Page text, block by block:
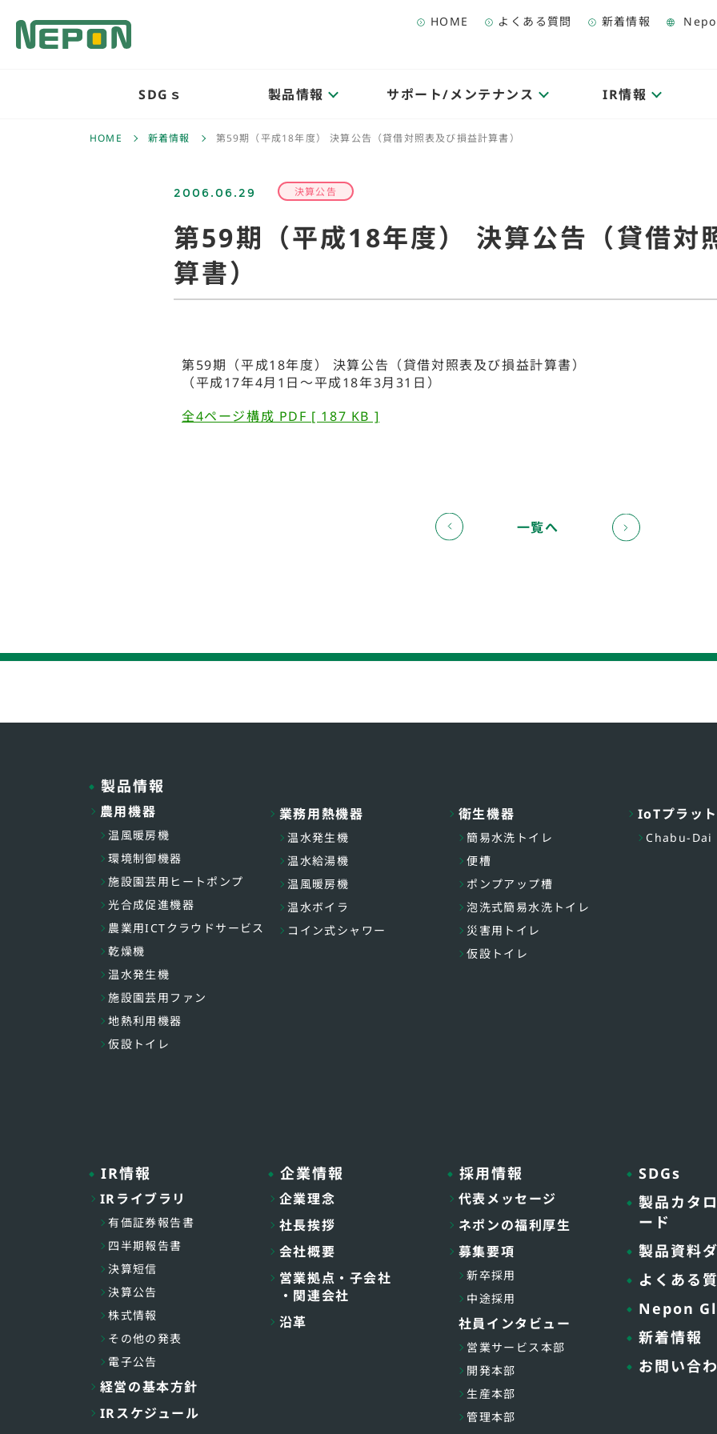
HOME よくある質問 新着情報
SDGｓ 製品情報 サポート/メンテナンス IR情報
HOME 新着情報 第59期（平成18年度） 決算公告（貸借対照表及び損益計算書）
2006.06.29 決算公告
第59期（平成18年度） 決算公告（貸借対
算書）
第59期（平成18年度） 決算公告（貸借対照表及び損益計算書）
（平成17年4月1日～平成18年3月31日）
全4ページ構成 PDF [ 187 KB ]
一覧へ
製品情報
農用機器
温風暖房機
環境制御機器
施設園芸用ヒートポンプ
光合成促進機器
農業用ICTクラウドサービス
乾燥機
温水発生機
施設園芸用ファン
地熱利用機器
仮設トイレ
業務用熱機器
温水発生機
温水給湯機
温風暖房機
温水ボイラ
コイン式シャワー
衛生機器
簡易水洗トイレ
便槽
ポンプアップ槽
泡洗式簡易水洗トイレ
災害用トイレ
仮設トイレ
IoTプラッ
Chabu-Dai
IR情報
IRライブラリ
有価証券報告書
四半期報告書
決算短信
決算公告
株式情報
その他の発表
電子公告
経営の基本方針
IRスケジュール
企業情報
企業理念
社長挨拶
会社概要
営業拠点・子会社
・関連会社
沿革
採用情報
代表メッセージ
ネポンの福利厚生
募集要項
新卒採用
中途採用
社員インタビュー
営業サービス本部
開発本部
生産本部
管理本部
SDGs
製品カタ
ード
製品資料
よくある
Nepon
新着情報
お問い合